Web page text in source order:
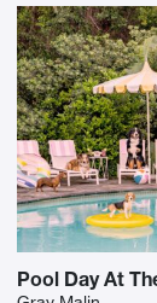
Pool Day At